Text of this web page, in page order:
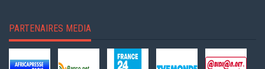
PARTENAIRES MEDIA